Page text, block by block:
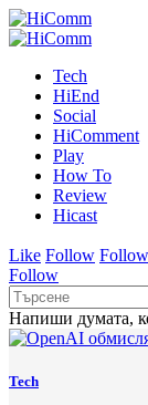
Tech
HiEnd
Social
HiComment
Play
How To
Review
Hicast
Like Follow Follow
Follow
Напиши думата,
Tech